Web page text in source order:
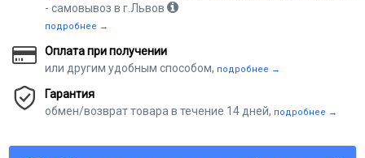
- самовывоз в г.Львов
подробнее →
Оплата при получении
или другим удобным способом, подробнее →
Гарантия
обмен/возврат товара в течение 14 дней, подробнее →